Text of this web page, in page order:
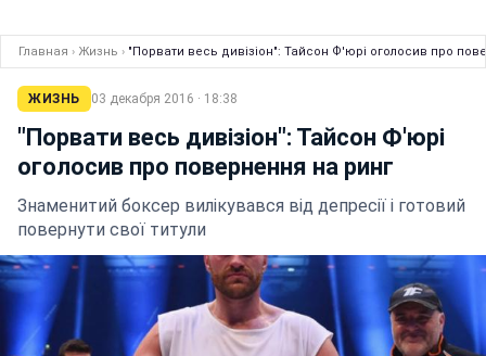
Главная › Жизнь › "Порвати весь дивізіон": Тайсон Ф'юрі оголосив про
ЖИЗНЬ 03 декабря 2016 · 18:38
"Порвати весь дивізіон": Тайсон Ф'юрі
оголосив про повернення на ринг
Знаменитий боксер вилікувався від депресії і готовий
повернути свої титули